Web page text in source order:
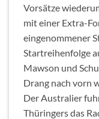
Vorsätze
mit einer Extra-
eingenommener
Startreihenfolge
Mawson und
Drang nach vorn
Der Australier
Thüringers das